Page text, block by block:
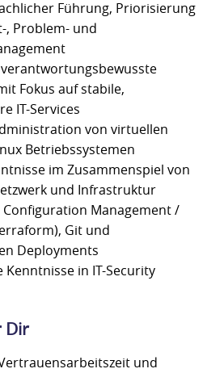
Führung, Priorisierung
, Problem- und
Fokus auf stabile,
IT-Services
von virtuellen
Betriebssystemen
im Zusammenspiel von
und Infrastruktur
Management /
Git und
Deployments
Kenntnisse in IT-Security
Dir
und